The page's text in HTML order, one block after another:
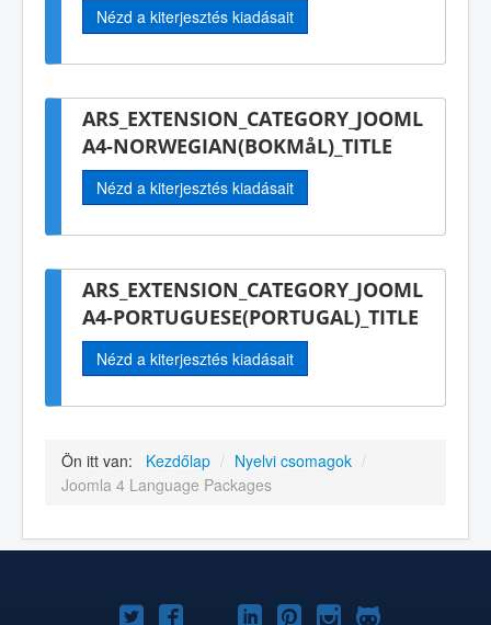
Nézd a kiterjesztés kiadásait
ARS_EXTENSION_CATEGORY_JOOML
A4-NORWEGIAN(BOKMåL)_TITLE
Nézd a kiterjesztés kiadásait
ARS_EXTENSION_CATEGORY_JOOML
A4-PORTUGUESE(PORTUGAL)_TITLE
Nézd a kiterjesztés kiadásait
Ön itt van: Kezdőlap / Nyelvi csomagok /
Joomla 4 Language Packages
Joomla!Joomla!Joomla!
Joomla!Joomla!
Joomla!Joomla!